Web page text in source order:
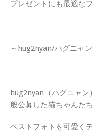
プレゼントにも最適な
～hug2nyan/ハグニャ
hug2nyan（ハグニャ
般公募した猫ちゃんた
ベストフォトを可愛く